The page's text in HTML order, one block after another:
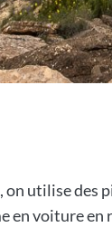
on utilise
en voiture